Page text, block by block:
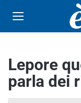
Lepore
parla dei